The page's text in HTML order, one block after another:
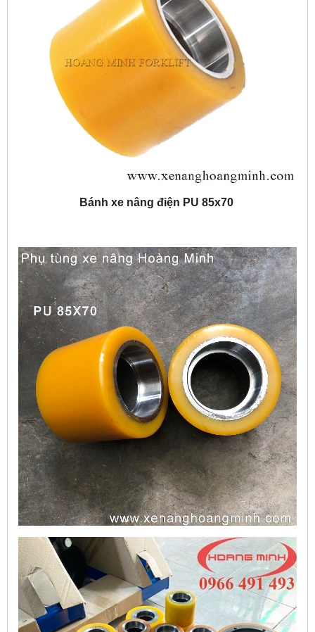
Bánh xe nâng điện PU 85x70